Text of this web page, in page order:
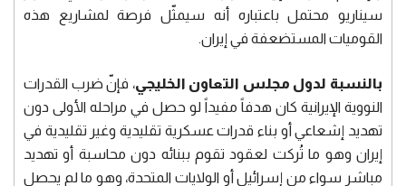
سيناريو محتمل باعتباره أنه سيمثّل فرصة لمشاريع هذه
القوميات المستضعفة في إيران.
بالنسبة لدول مجلس التعاون الخليجي، فإنّ ضرب القدرات
النووية الإيرانية كان هدفاً مفيداً لو حصل في مراحله الأولى دون
تهديد إشعاعي أو بناء قدرات عسكرية تقليدية وغير تقليدية في
إيران وهو ما تُركت لعقود تقوم ببنائه دون محاسبة أو تهديد
مباشر سواء من إسرائيل أو الولايات المتحدة، وهو ما لم يحصل